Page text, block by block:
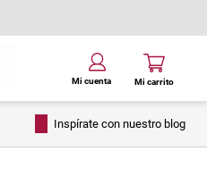
Inspírate con nuestro blog